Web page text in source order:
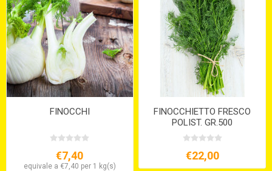
FINOCCHI
€7,40
equivale a €7,40 per 1 kg(s)
FINOCCHIETTO FRESCO
POLIST. GR.500
€22,00